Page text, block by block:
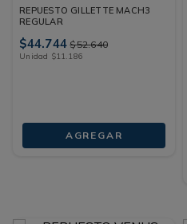
REPUESTO GILLETTE MACH3
REGULAR
$44.744 $52.640
Unidad $11.186
AGREGAR